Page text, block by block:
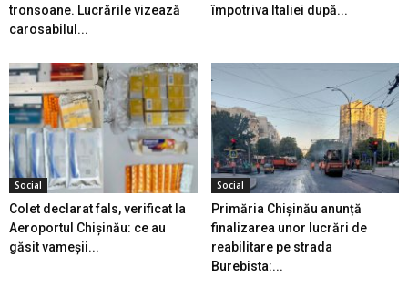
tronsoane. Lucrările vizează
carosabilul...
împotriva Italiei după...
Social
Colet declarat fals, verificat la
Aeroportul Chișinău: ce au
găsit vameșii...
Social
Primăria Chișinău anunță
finalizarea unor lucrări de
reabilitare pe strada
Burebista:...